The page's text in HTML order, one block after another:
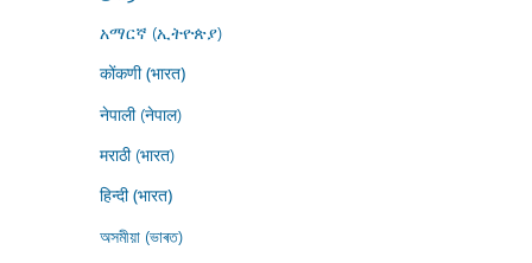
አማርኛ (ኢትዮጵያ)
कोंकणी (भारत)
नेपाली (नेपाल)
मराठी (भारत)
हिन्दी (भारत)
অসমীয়া (ভাৰত)